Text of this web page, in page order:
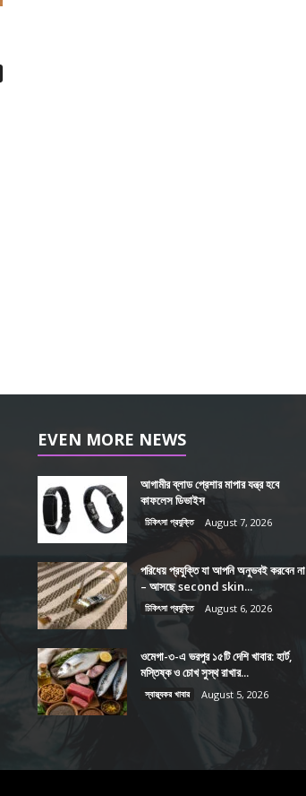
EVEN MORE NEWS
আগামীর ব্লাড প্রেশার মাপার যন্ত্র হবে
কাফলেস ডিভাইস
চিকিৎসা প্রযুক্তি August 7, 2026
পরিধেয় প্রযুক্তি যা আপনি অনুভবই করবেন না
– আসছে second skin...
চিকিৎসা প্রযুক্তি August 6, 2026
ওমেগা-৩-এ ভরপুর ১৫টি দেশি খাবার: হার্ট,
মস্তিষ্ক ও চোখ সুস্থ রাখার...
স্বাস্থ্যকর খাবার August 5, 2026